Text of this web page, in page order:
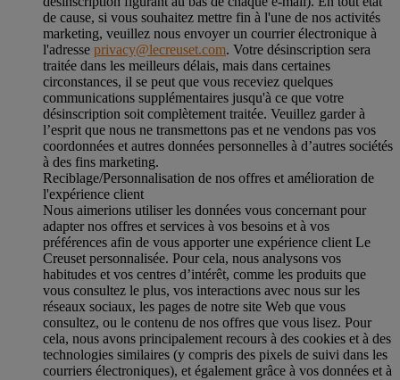
de cause, si vous souhaitez mettre fin à l'une de nos activités
marketing, veuillez nous envoyer un courrier électronique à
l'adresse privacy@lecreuset.com. Votre désinscription sera
traitée dans les meilleurs délais, mais dans certaines
circonstances, il se peut que vous receviez quelques
communications supplémentaires jusqu'à ce que votre
désinscription soit complètement traitée. Veuillez garder à
l’esprit que nous ne transmettons pas et ne vendons pas vos
coordonnées et autres données personnelles à d’autres sociétés
à des fins marketing.
Reciblage/Personnalisation de nos offres et amélioration de
l'expérience client
Nous aimerions utiliser les données vous concernant pour
adapter nos offres et services à vos besoins et à vos
préférences afin de vous apporter une expérience client Le
Creuset personnalisée. Pour cela, nous analysons vos
habitudes et vos centres d’intérêt, comme les produits que
vous consultez le plus, vos interactions avec nous sur les
réseaux sociaux, les pages de notre site Web que vous
consultez, ou le contenu de nos offres que vous lisez. Pour
cela, nous avons principalement recours à des cookies et à des
technologies similaires (y compris des pixels de suivi dans les
courriers électroniques), et également grâce à vos données et à